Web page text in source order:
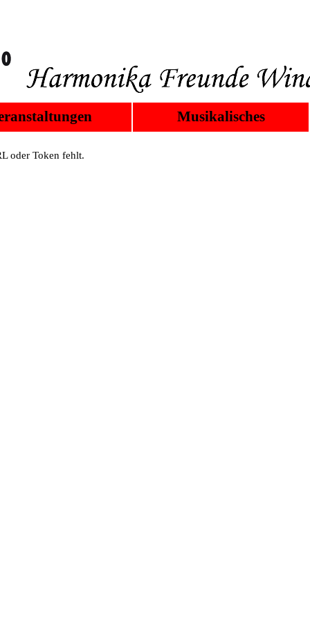
Musikalisches
oder Token fehlt.